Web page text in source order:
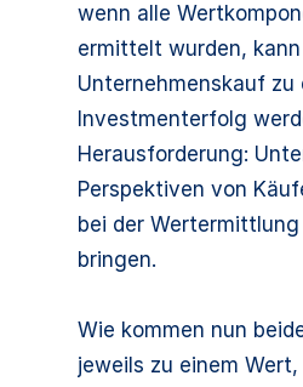
wenn alle
ermittelt wurden,
Unternehmenskauf zu
Investmenterfolg
Herausforderung:
Perspektiven von
bei der Wertermittlung
bringen.
Wie kommen nun
jeweils zu einem